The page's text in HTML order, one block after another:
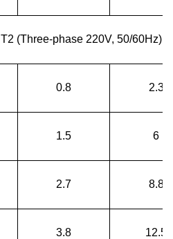
T2 (Three-phase 220V, 50/60Hz)
0.8 2.3
1.5 6
2.7 8.8
3.8 12.5